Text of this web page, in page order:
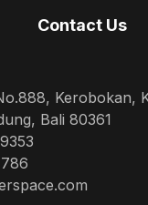
Contact Us
Kerobokan,
Bali 80361